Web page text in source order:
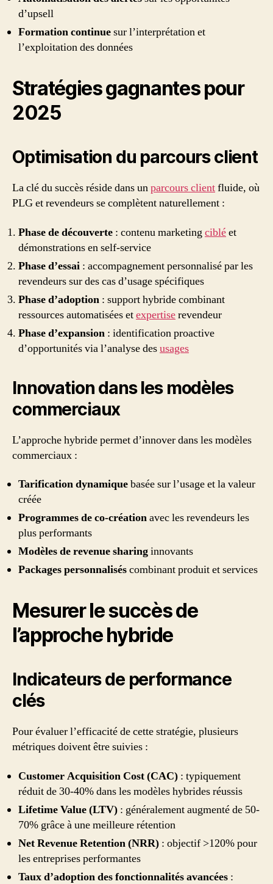
d’upsell
Formation continuesur l’interprétation et
l’exploitation des données
Stratégies gagnantes pour
2025
Optimisation du parcours client
La clé du succès réside dans unparcours clientfluide, où
PLG et revendeurs se complètent naturellement :
Phase de découverte : contenu marketingcibléet
démonstrations en self-service
Phase d’essai : accompagnement personnalisé par les
revendeurs sur des cas d’usage spécifiques
Phase d’adoption : support hybride combinant
ressources automatisées etexpertiserevendeur
Phase d’expansion : identification proactive
d’opportunités via l’analyse desusages
Innovation dans les modèles
commerciaux
L’approche hybride permet d’innover dans les modèles
commerciaux :
Tarification dynamiquebasée sur l’usage et la valeur
créée
Programmes de co-créationavec les revendeurs les
plus performants
Modèles de revenue sharinginnovants
Packages personnaliséscombinant produit et services
Mesurer le succès de
l’approche hybride
Indicateurs de performance
clés
Pour évaluer l’efficacité de cette stratégie, plusieurs
métriques doivent être suivies :
Customer Acquisition Cost (CAC) : typiquement
réduit de 30-40% dans les modèles hybrides réussis
Lifetime Value (LTV) : généralement augmenté de 50-
70% grâce à une meilleure rétention
Net Revenue Retention (NRR) : objectif >120% pour
les entreprises performantes
Taux d’adoption des fonctionnalités avancées :